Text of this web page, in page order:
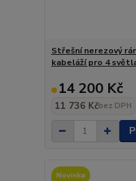
Střešní nerezový
kabeláží pro 4
14 200 Kč
11 736 Kčbez DPH
Novinka